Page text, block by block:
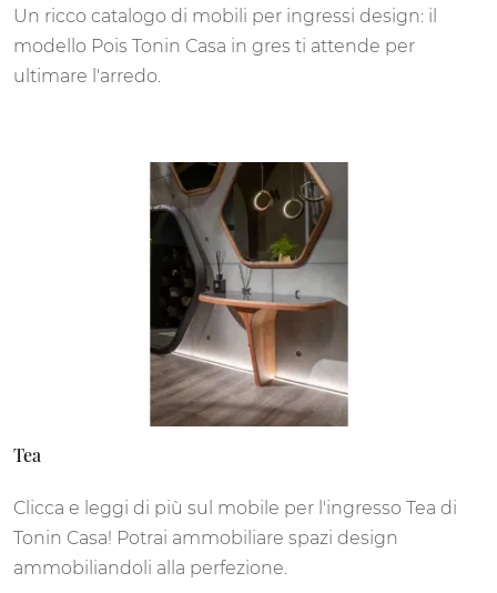
Un ricco catalogo di mobili per ingressi design: il
modello Pois Tonin Casa in gres ti attende per
ultimare l'arredo.
Tea
Clicca e leggi di più sul mobile per l'ingresso Tea di
Tonin Casa! Potrai ammobiliare spazi design
ammobiliandoli alla perfezione.